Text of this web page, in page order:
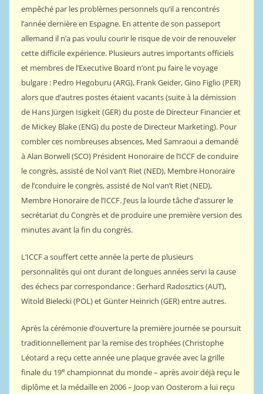
empêché par les problèmes personnels qu’il a rencontrés
l’année dernière en Espagne. En attente de son passeport
allemand il n’a pas voulu courir le risque de voir de renouveler
cette difficile expérience. Plusieurs autres importants officiels
et membres de l’Executive Board n’ont pu faire le voyage
bulgare : Pedro Hegoburu (ARG), Frank Geider, Gino Figlio (PER)
alors que d’autres postes étaient vacants (suite à la démission
de Hans Jürgen Isigkeit (GER) du poste de Directeur Financier et
de Mickey Blake (ENG) du poste de Directeur Marketing). Pour
combler ces nombreuses absences, Med Samraoui a demandé
à Alan Borwell (SCO) Président Honoraire de l’ICCF de conduire
le congrès, assisté de Nol van’t Riet (NED), Membre Honoraire
de l’conduire le congrès, assisté de Nol van’t Riet (NED),
Membre Honoraire de l’ICCF. J’eus la lourde tâche d’assurer le
secrétariat du Congrès et de produire une première version des
minutes avant la fin du congrès.
L’ICCF a souffert cette année la perte de plusieurs
personnalités qui ont durant de longues années servi la cause
des échecs par correspondance : Gerhard Radosztics (AUT),
Witold Bielecki (POL) et Günter Heinrich (GER) entre autres.
Après la cérémonie d’ouverture la première journée se poursuit
traditionnellement par la remise des trophées (Christophe
Léotard a reçu cette année une plaque gravée avec la grille
finale du 19e championnat du monde – après avoir déjà reçu le
diplôme et la médaille en 2006 – Joop van Oosterom a lui reçu